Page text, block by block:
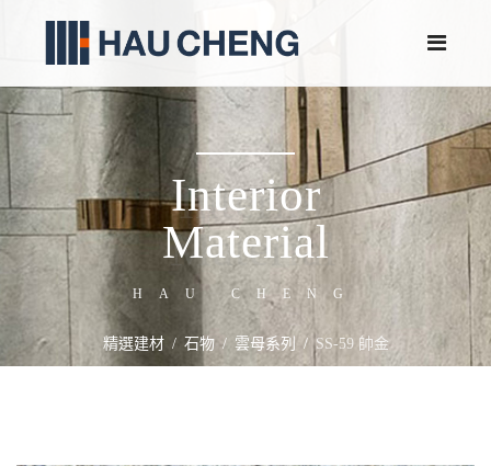
Interior
Material
HAU CHENG
精選建材 石物 雲母系列 SS-59 帥金